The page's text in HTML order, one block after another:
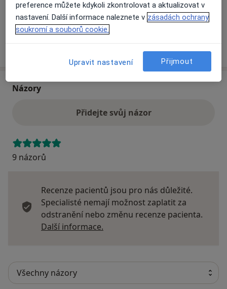
Na teto adrese lékař přijímá pacienty na pojišťovnu
Detaily
o adrese
Názory
Přidejte svůj názor
9 názorů
Recenze pacientů jsou pro nás důležité.
Specialisté nemají možnost zaplatit za
odstranění nebo změnu recenze pacienta.
Další informace.
preference můžete kdykoli zkontrolovat a aktualizovat v
nastavení. Další informace naleznete v zásadách ochrany
soukromí a souborů cookie.
Upravit nastavení Přijmout